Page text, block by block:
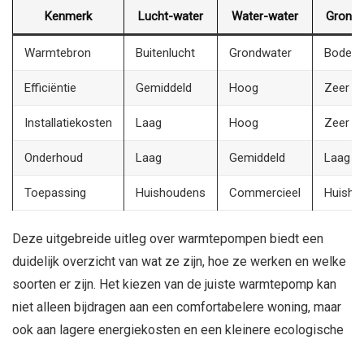
Kenmerk Lucht-water Water-water
Warmtebron Buitenlucht Grondwater Bodem
Efficiëntie Gemiddeld Hoog Zeer
Installatiekosten Laag Hoog Zeer
Onderhoud Laag Gemiddeld Laag
Toepassing Huishoudens Commercieel
Deze uitgebreide uitleg over warmtepompen biedt een
duidelijk overzicht van wat ze zijn, hoe ze werken en welke
soorten er zijn. Het kiezen van de juiste warmtepomp kan
niet alleen bijdragen aan een comfortabelere woning, maar
ook aan lagere energiekosten en een kleinere ecologische